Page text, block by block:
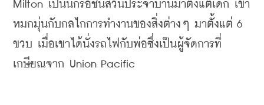
Milton เป็นนักรื้อชิ้นส่วนประจำบ้านมาตั้งแต่เด็ก เขา
หมกมุ่นกับกลไกการทำงานของสิ่งต่างๆ มาตั้งแต่ 6
ขวบ เมื่อเขาได้นั่งรถไฟกับพ่อซึ่งเป็นผู้จัดการที่
เกษียณจาก Union Pacific